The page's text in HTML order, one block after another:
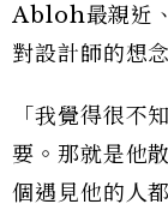
Abloh最親近
對設計師的想
「我覺得很
要。那就是他
個遇見他的人